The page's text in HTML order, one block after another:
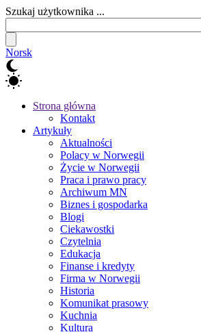
Szukaj użytkownika ...
Norsk
Strona główna
Kontakt
Artykuły
Aktualności
Polacy w Norwegii
Życie w Norwegii
Praca i prawo pracy
Archiwum MN
Biznes i gospodarka
Blogi
Ciekawostki
Czytelnia
Edukacja
Finanse i kredyty
Firma w Norwegii
Historia
Komunikat prasowy
Kuchnia
Kultura